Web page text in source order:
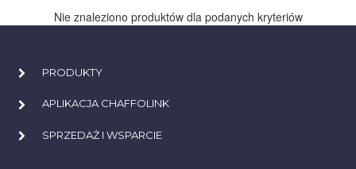
Nie znaleziono produktów dla podanych kryteriów
PRODUKTY
APLIKACJA CHAFFOLINK
SPRZEDAŻ I WSPARCIE